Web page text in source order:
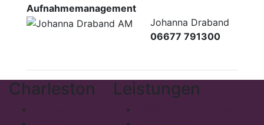
Aufnahmemanagement
Johanna Draband
06677 791300
Charleston Leistungen